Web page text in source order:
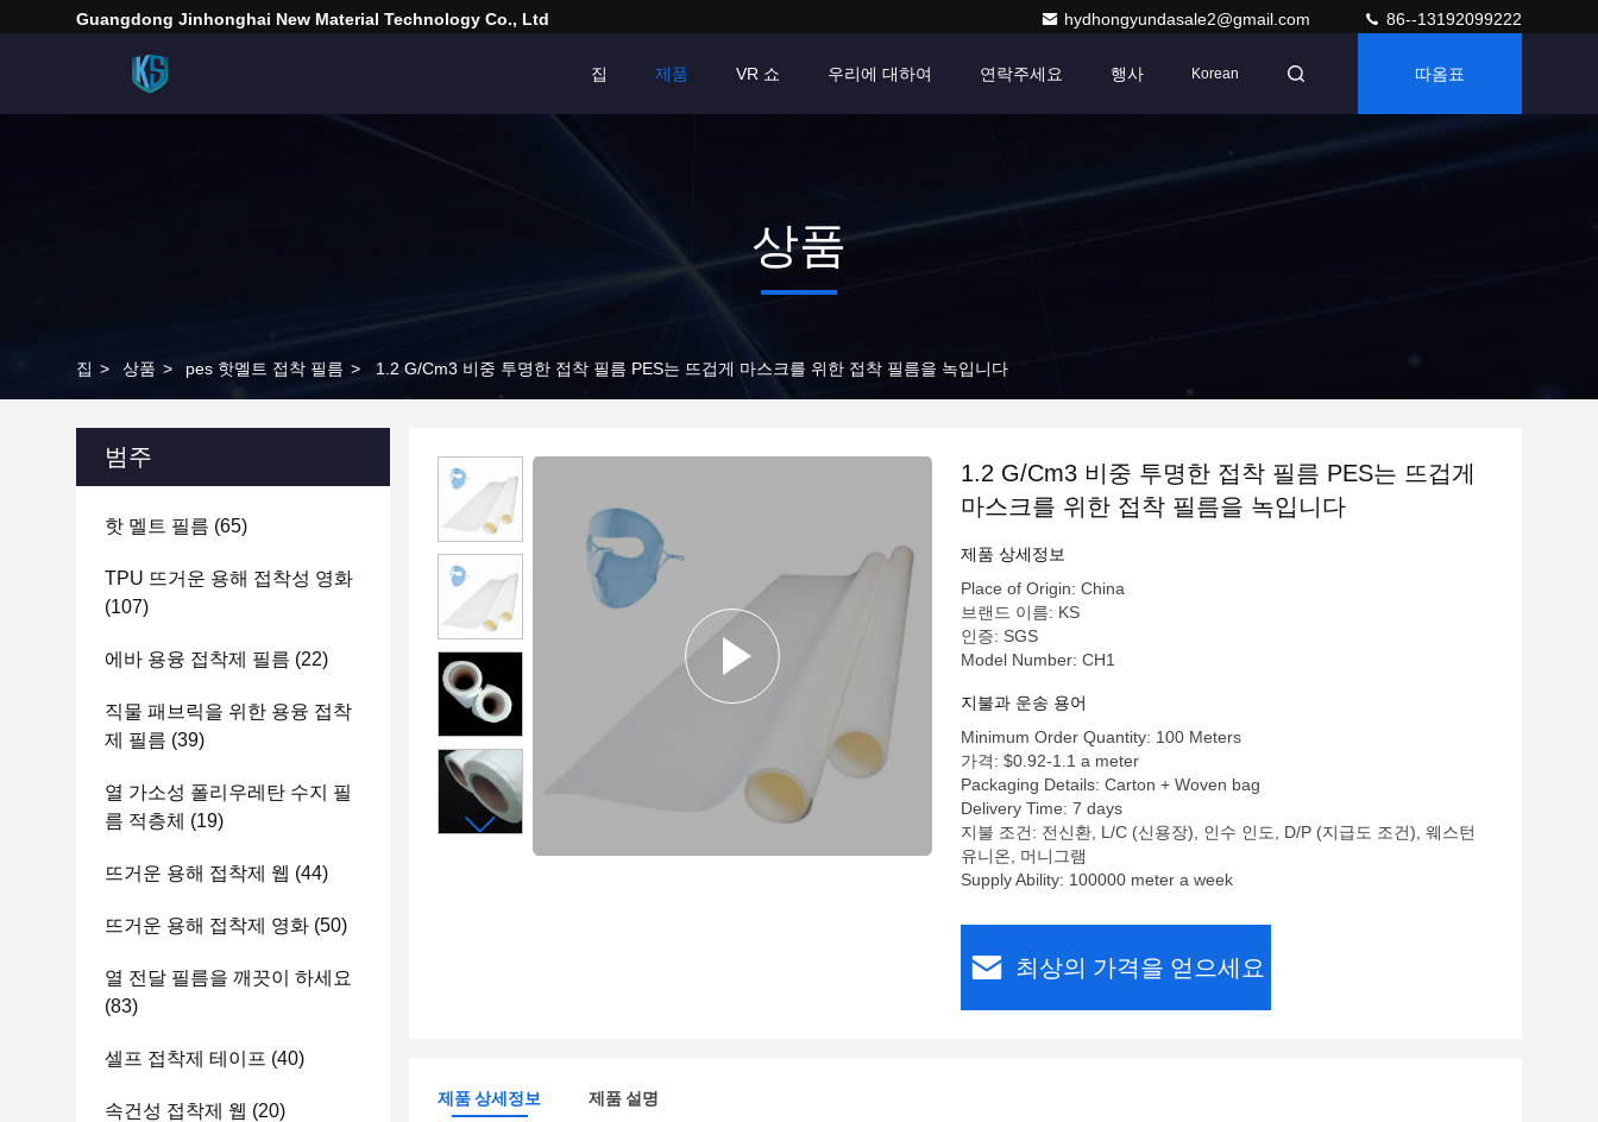
Guangdong Jinhonghai New Material Technology Co., Ltd hydhongyundasale2@gmail.com 86--13192099222
집 제품 VR 쇼 우리에 대하여 연락주세요 행사 Korean 따옴표
상품
집 > 상품 > pes 핫멜트 접착 필름 > 1.2 G/Cm3 비중 투명한 접착 필름 PES는 뜨겁게 마스크를 위한 접착 필름을 녹입니다
범주
핫 멜트 필름 (65)
TPU 뜨거운 용해 접착성 영화
(107)
에바 용융 접착제 필름 (22)
직물 패브릭을 위한 용융 접착
제 필름 (39)
열 가소성 폴리우레탄 수지 필
름 적층체 (19)
뜨거운 용해 접착제 웹 (44)
뜨거운 용해 접착제 영화 (50)
열 전달 필름을 깨끗이 하세요
(83)
셀프 접착제 테이프 (40)
속건성 접착제 웹 (20)
1.2 G/Cm3 비중 투명한 접착 필름 PES는 뜨겁게
마스크를 위한 접착 필름을 녹입니다
제품 상세정보
Place of Origin: China
브랜드 이름: KS
인증: SGS
Model Number: CH1
지불과 운송 용어
Minimum Order Quantity: 100 Meters
가격: $0.92-1.1 a meter
Packaging Details: Carton + Woven bag
Delivery Time: 7 days
지불 조건: 전신환, L/C (신용장), 인수 인도, D/P (지급도 조건), 웨스턴
유니온, 머니그램
Supply Ability: 100000 meter a week
최상의 가격을 얻으세요
제품 상세정보 제품 설명